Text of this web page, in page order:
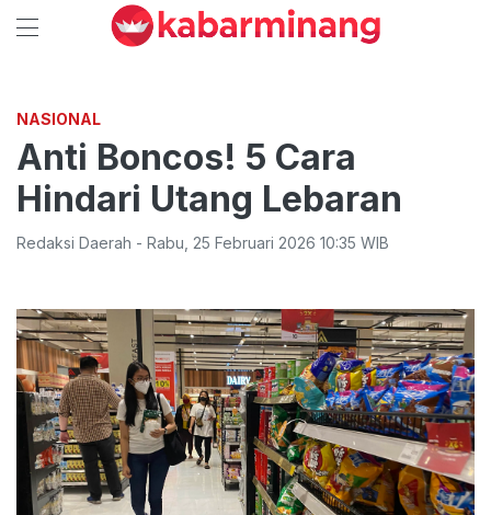
NASIONAL
Anti Boncos! 5 Cara
Hindari Utang Lebaran
Redaksi Daerah - Rabu 25 Februari 2026 10:35 WIB